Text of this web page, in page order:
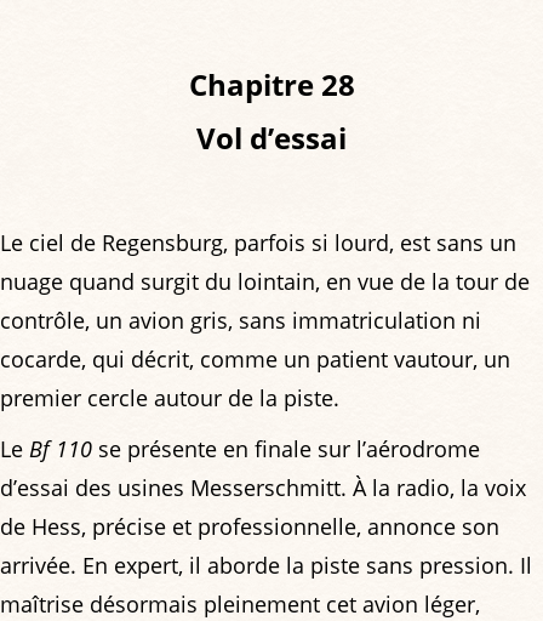
Chapitre 28
Vol d’essai
Le ciel de Regensburg, parfois si lourd, est sans un
nuage quand surgit du lointain, en vue de la tour de
contrôle, un avion gris, sans immatriculation ni
cocarde, qui décrit, comme un patient vautour, un
premier cercle autour de la piste.
Le Bf 110 se présente en finale sur l’aérodrome
d’essai des usines Messerschmitt. À la radio, la voix
de Hess, précise et professionnelle, annonce son
arrivée. En expert, il aborde la piste sans pression. Il
maîtrise désormais pleinement cet avion léger,